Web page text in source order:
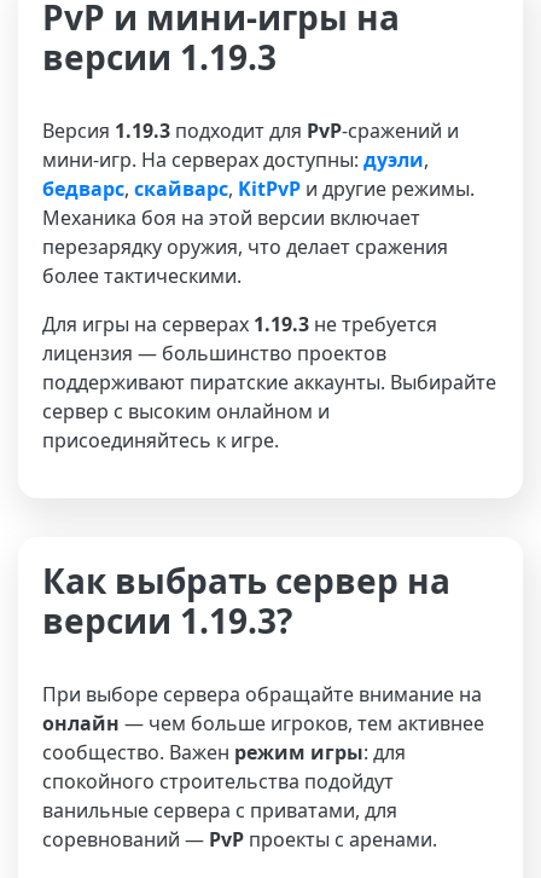
PvP и мини-игры на
версии 1.19.3
Версия 1.19.3 подходит для PvP-сражений и
мини-игр. На серверах доступны: дуэли,
бедварс, скайварс, KitPvP и другие режимы.
Механика боя на этой версии включает
перезарядку оружия, что делает сражения
более тактическими.
Для игры на серверах 1.19.3 не требуется
лицензия — большинство проектов
поддерживают пиратские аккаунты. Выбирайте
сервер с высоким онлайном и
присоединяйтесь к игре.
Как выбрать сервер на
версии 1.19.3?
При выборе сервера обращайте внимание на
онлайн — чем больше игроков, тем активнее
сообщество. Важен режим игры: для
спокойного строительства подойдут
ванильные сервера с приватами, для
соревнований — PvP проекты с аренами.